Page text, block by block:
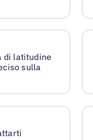
di latitudine
sulla